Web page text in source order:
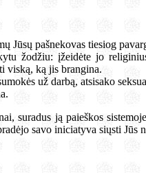
Jūsų pašnekovas tiesiog
žodžiu: įžeidėte jo
viską, ką jis brangina.
už darbą, atsisako
suradus ją paieškos
savo iniciatyva siųsti Jūs